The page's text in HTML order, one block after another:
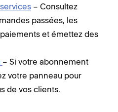
– Consultez
passées, les
et émettez des
– Si votre abonnement
votre panneau pour
de vos clients.